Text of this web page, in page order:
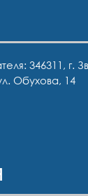
346311, г.
Обухова, 14